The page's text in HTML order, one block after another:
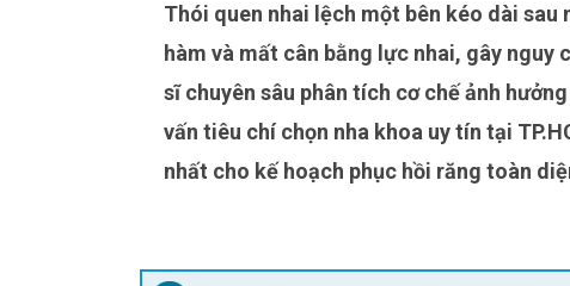
Thói quen nhai lệch một bên kéo dài sau nhổ răng khôn có thể dẫn đến rối loạn khớp thái dương
hàm và mất cân bằng lực nhai, gây
sĩ chuyên sâu phân tích cơ chế ảnh
vấn tiêu chí chọn nha khoa uy tín tại
nhất cho kế hoạch phục hồi răng toàn